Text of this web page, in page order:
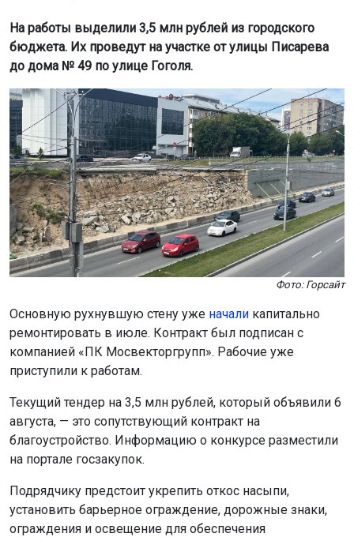
На работы выделили 3,5 млн рублей из городского
бюджета. Их проведут на участке от улицы Писарева
до дома № 49 по улице Гоголя.
Фото: Горсайт
Основную рухнувшую стену уже начали капитально
ремонтировать в июле. Контракт был подписан с
компанией «ПК Мосвекторгрупп». Рабочие уже
приступили к работам.
Текущий тендер на 3,5 млн рублей, который объявили 6
августа, — это сопутствующий контракт на
благоустройство. Информацию о конкурсе разместили
на портале госзакупок.
Подрядчику предстоит укрепить откос насыпи,
установить барьерное ограждение, дорожные знаки,
ограждения и освещение для обеспечения